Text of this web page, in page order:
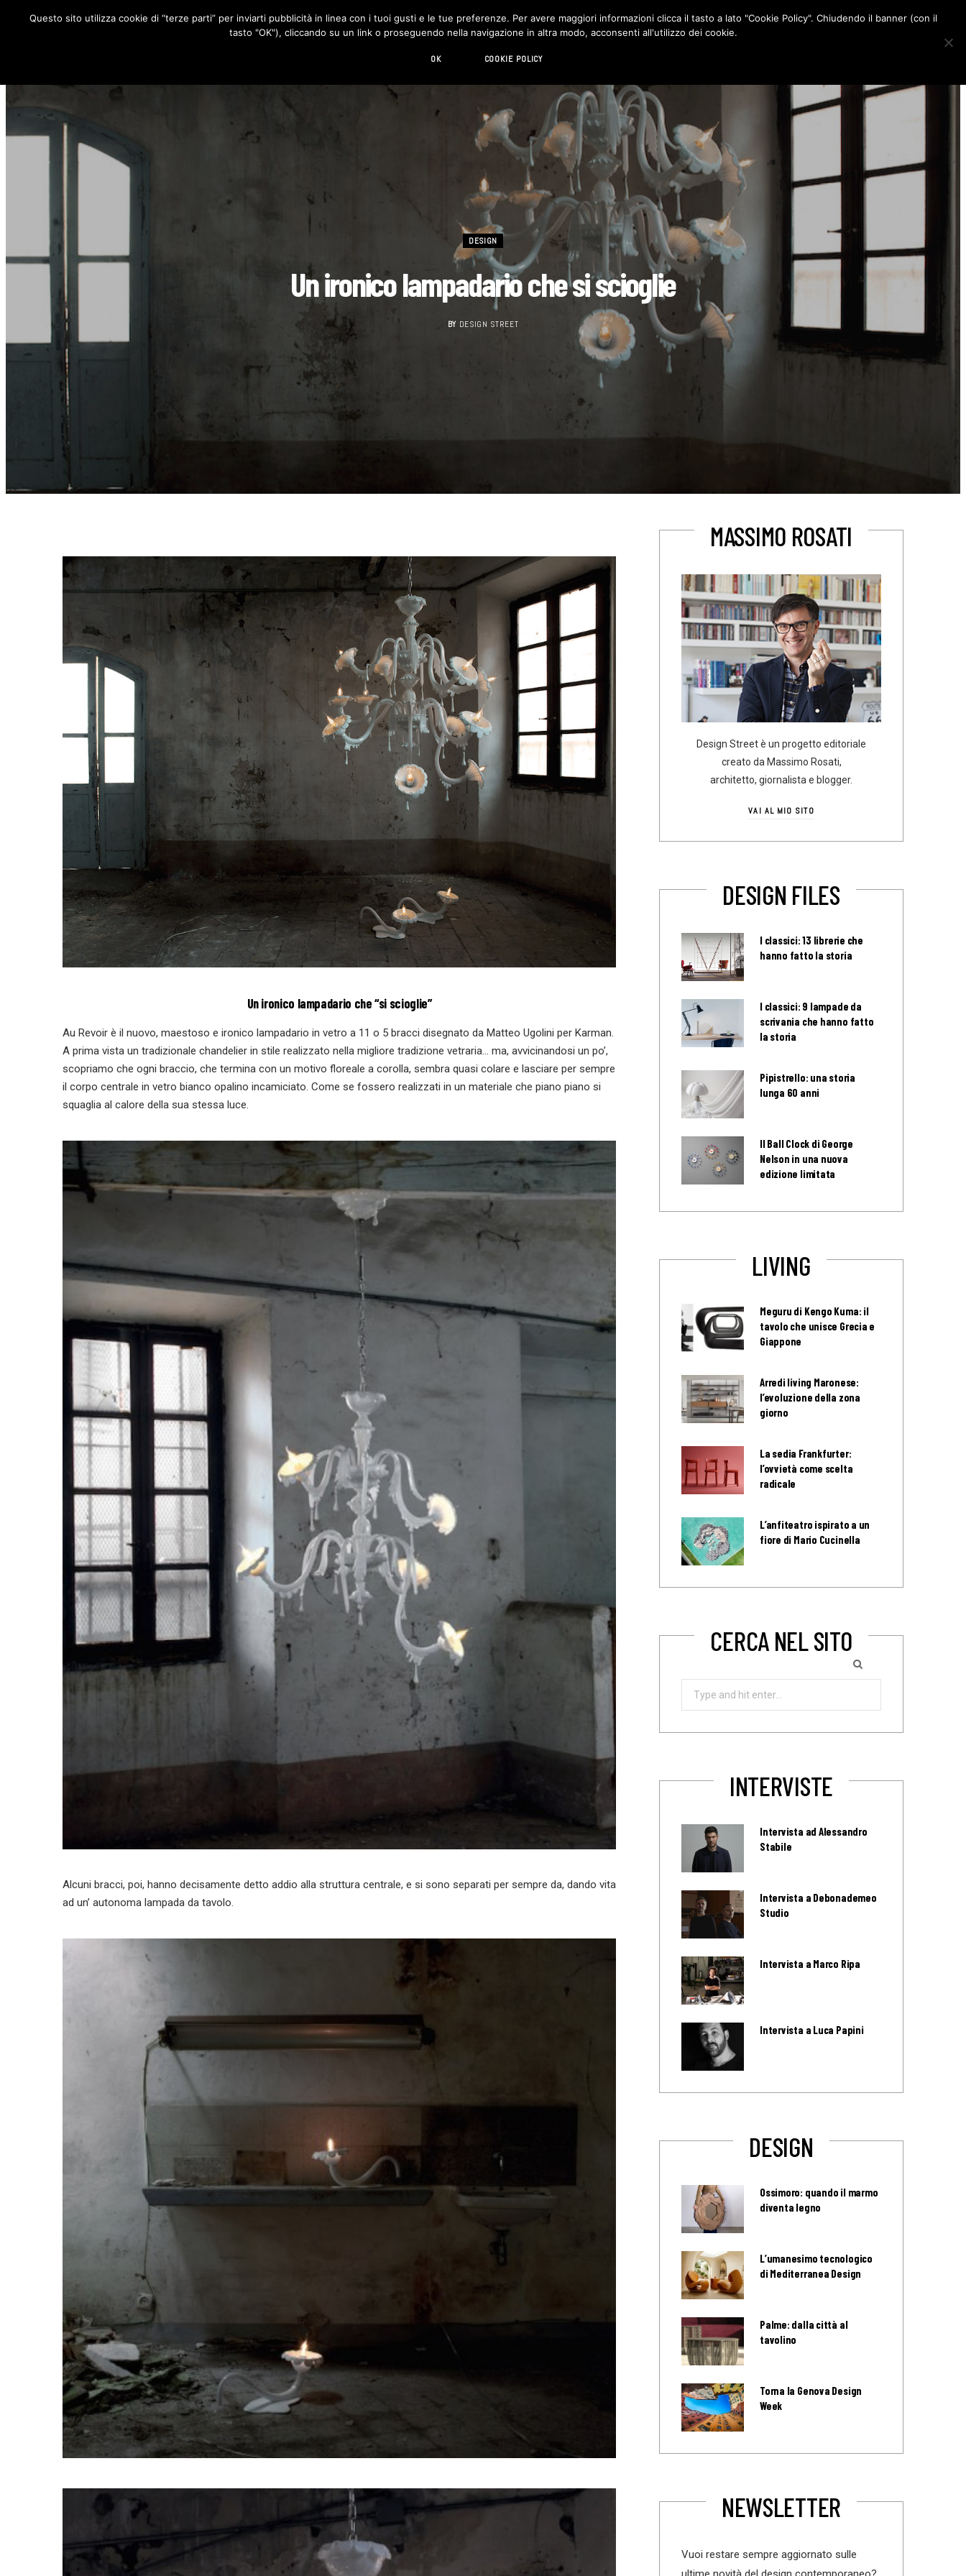
RUBRICHE DESIGN LIVING HI-TECH CHI SIAMO CONTATTI
o
o
k
g
r
r
d
DESIGN
Un ironico lampadario che si scioglie
BY DESIGN STREET
Un ironico lampadario che “si scioglie”
Au Revoir è il nuovo, maestoso e ironico lampadario in vetro a 11 o 5 bracci disegnato da Matteo Ugolini per Karman.
A prima vista un tradizionale chandelier in stile realizzato nella migliore tradizione vetraria… ma, avvicinandosi un po’,
scopriamo che ogni braccio, che termina con un motivo floreale a corolla, sembra quasi colare e lasciare per sempre
il corpo centrale in vetro bianco opalino incamiciato. Come se fossero realizzati in un materiale che piano piano si
squaglia al calore della sua stessa luce.
Alcuni bracci, poi, hanno decisamente detto addio alla struttura centrale, e si sono separati per sempre da, dando vita
ad un’ autonoma lampada da tavolo.
MASSIMO ROSATI
Design Street è un progetto editoriale
creato da Massimo Rosati,
architetto, giornalista e blogger.
VAI AL MIO SITO
DESIGN FILES
I classici: 13 librerie che
hanno fatto la storia
I classici: 9 lampade da
scrivania che hanno fatto
la storia
Pipistrello: una storia
lunga 60 anni
Il Ball Clock di George
Nelson in una nuova
edizione limitata
LIVING
Meguru di Kengo Kuma: il
tavolo che unisce Grecia e
Giappone
Arredi living Maronese:
l’evoluzione della zona
giorno
La sedia Frankfurter:
l’ovvietà come scelta
radicale
L’anfiteatro ispirato a un
fiore di Mario Cucinella
CERCA NEL SITO
Search
INTERVISTE
Intervista ad Alessandro
Stabile
Intervista a Debonademeo
Studio
Intervista a Marco Ripa
Intervista a Luca Papini
DESIGN
Ossimoro: quando il marmo
diventa legno
L’umanesimo tecnologico
di Mediterranea Design
Palme: dalla città al
tavolino
Torna la Genova Design
Week
NEWSLETTER
Vuoi restare sempre aggiornato sulle
Questo sito utilizza cookie di “terze parti” per inviarti pubblicità in linea con i tuoi gusti e le tue preferenze. Per avere maggiori informazioni clicca il tasto a lato "Cookie Policy". Chiudendo il banner (con il
tasto "OK"), cliccando su un link o proseguendo nella navigazione in altra modo, acconsenti all'utilizzo dei cookie.
OK COOKIE POLICY